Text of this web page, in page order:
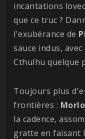
incantations
que ce truc ?
l'exubérance de
sauce indus,
Cthulhu quelque
Toujours plus
frontières :
la cadence,
gratte en faisant